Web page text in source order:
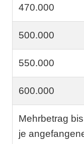
470.000
500.000
550.000
600.000
Mehrbetrag
je